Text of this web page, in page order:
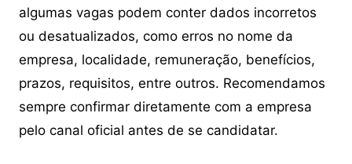
algumas vagas podem conter dados incorretos
ou desatualizados, como erros no nome da
empresa, localidade, remuneração, benefícios,
prazos, requisitos, entre outros. Recomendamos
sempre confirmar diretamente com a empresa
pelo canal oficial antes de se candidatar.